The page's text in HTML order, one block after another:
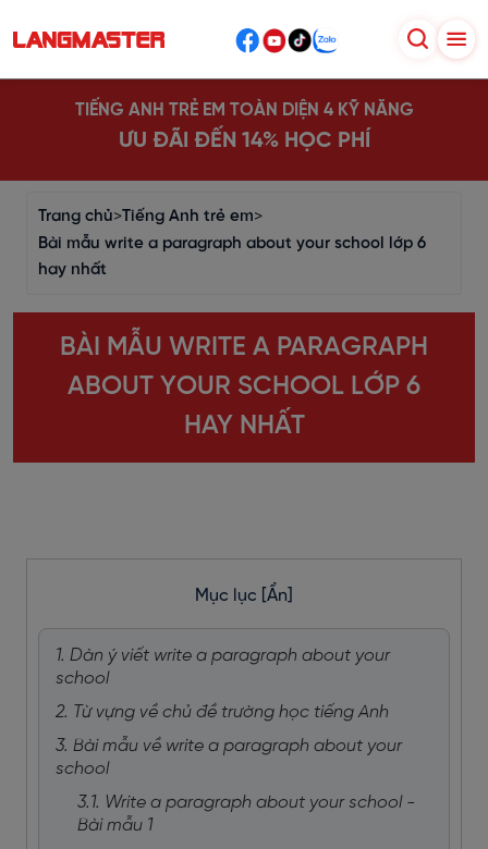
TIẾNG ANH TRẺ EM TOÀN DIỆN 4 KỸ NĂNG
ƯU ĐÃI ĐẾN 14% HỌC PHÍ
Trang chủ>Tiếng Anh trẻ em>
Bài mẫu write a paragraph about your school lớp 6
hay nhất
BÀI MẪU WRITE A PARAGRAPH
ABOUT YOUR SCHOOL LỚP 6
HAY NHẤT
Mục lục [Ẩn]
1. Dàn ý viết write a paragraph about your
school
2. Từ vựng về chủ đề trường học tiếng Anh
3. Bài mẫu về write a paragraph about your
school
3.1. Write a paragraph about your school -
Bài mẫu 1